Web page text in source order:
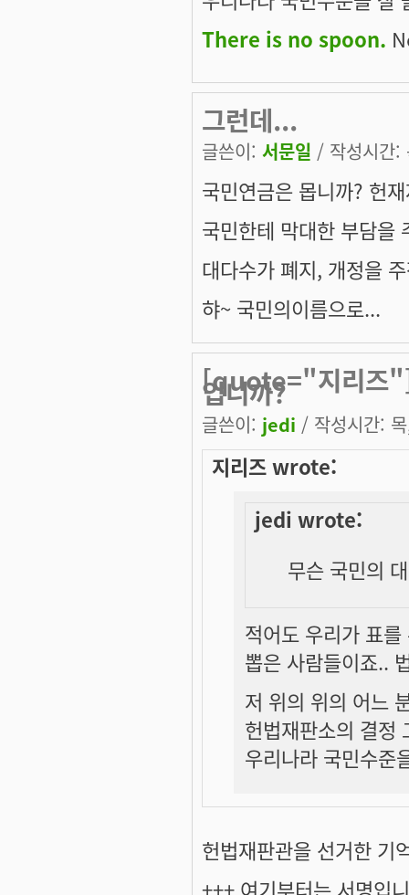
There is no spoon.
그런데...
글쓴이: 서문일 / 작성시간
국민연금은 몹니까? 헌
국민한테 막대한 부담을
대다수가 폐지, 개정을
햐~ 국민의이름으로...
[quote="지리즈
입니까?
글쓴이: jedi / 작성시간:
지리즈 wrote:
jedi wrote:
무슨 국민의
적어도 우리가 표
뽑은 사람들이죠..
저 위의 위의 어느
헌법재판소의 결정
우리나라 국민수준
헌법재판관을 선거한 기
+++ 여기부터는 서명입